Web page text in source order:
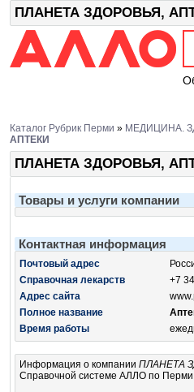
ПЛАНЕТА ЗДОРОВЬЯ,
Каталог Рубрик Перми » МЕДИЦИНА.
АПТЕКИ
ПЛАНЕТА ЗДОРОВЬЯ,
Товары и услуги компании
Контактная информация
Почтовый адрес
Справочная лекарств
+7
Адрес сайта
Полное название
Время работы
Информация о компании ПЛАНЕТА
Справочной системе АЛЛО по Перми